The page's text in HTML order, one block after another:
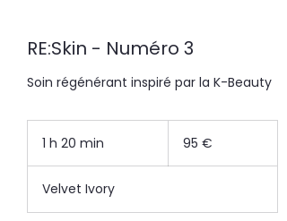
RE:Skin - Numéro 3
Soin régénérant inspiré par la K-Beauty
1 h 20 min
m
i
95 €
Velvet Ivory